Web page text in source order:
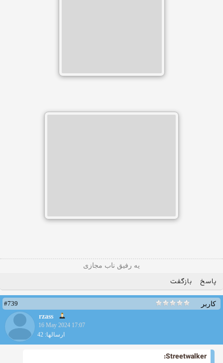
یه رفیق ناب مجازی
پاسخ بازگفت
کاربر
#739
rzass
16 May 2024 17:07
ارسالها: 42
Streetwalker: